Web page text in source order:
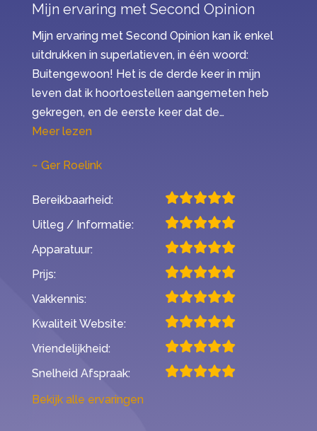
Mijn ervaring met Second Opinion
Mijn ervaring met Second Opinion kan ik enkel
uitdrukken in superlatieven, in één woord:
Buitengewoon! Het is de derde keer in mijn
leven dat ik hoortoestellen aangemeten heb
gekregen, en de eerste keer dat de…
Meer lezen“Mijn ervaring met Second Opinion”
Ger Roelink
Bereikbaarheid:
Uitleg / Informatie:
Apparatuur:
Prijs:
Vakkennis:
Kwaliteit Website:
Vriendelijkheid:
Snelheid Afspraak:
Bekijk alle ervaringen